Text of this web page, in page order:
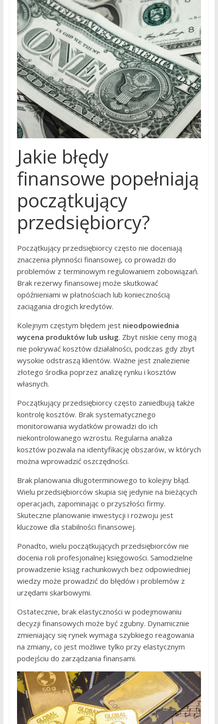
Jakie błędy
finansowe popełniają
początkujący
przedsiębiorcy?
Początkujący przedsiębiorcy często nie doceniają
znaczenia płynności finansowej, co prowadzi do
problemów z terminowym regulowaniem zobowiązań.
Brak rezerwy finansowej może skutkować
opóźnieniami w płatnościach lub koniecznością
zaciągania drogich kredytów.
Kolejnym częstym błędem jest nieodpowiednia
wycena produktów lub usług. Zbyt niskie ceny mogą
nie pokrywać kosztów działalności, podczas gdy zbyt
wysokie odstraszą klientów. Ważne jest znalezienie
złotego środka poprzez analizę rynku i kosztów
własnych.
Początkujący przedsiębiorcy często zaniedbują także
kontrolę kosztów. Brak systematycznego
monitorowania wydatków prowadzi do ich
niekontrolowanego wzrostu. Regularna analiza
kosztów pozwala na identyfikację obszarów, w których
można wprowadzić oszczędności.
Brak planowania długoterminowego to kolejny błąd.
Wielu przedsiębiorców skupia się jedynie na bieżących
operacjach, zapominając o przyszłości firmy.
Skuteczne planowanie inwestycji i rozwoju jest
kluczowe dla stabilności finansowej.
Ponadto, wielu początkujących przedsiębiorców nie
docenia roli profesjonalnej księgowości. Samodzielne
prowadzenie ksiąg rachunkowych bez odpowiedniej
wiedzy może prowadzić do błędów i problemów z
urzędami skarbowymi.
Ostatecznie, brak elastyczności w podejmowaniu
decyzji finansowych może być zgubny. Dynamicznie
zmieniający się rynek wymaga szybkiego reagowania
na zmiany, co jest możliwe tylko przy elastycznym
podejściu do zarządzania finansami.